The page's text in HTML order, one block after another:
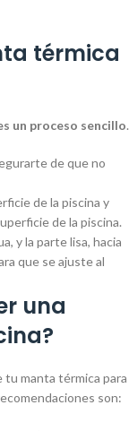
térmica
un proceso sencillo.
de que no
de la piscina y
de la piscina.
y la parte lisa, hacia
que se ajuste al
una
manta térmica para
son: